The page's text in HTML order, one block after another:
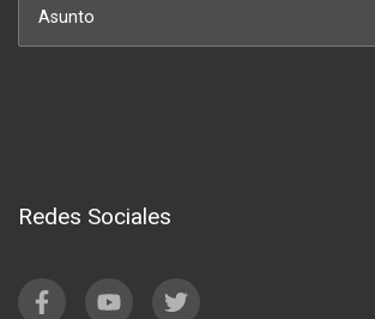
Asunto
Redes Sociales